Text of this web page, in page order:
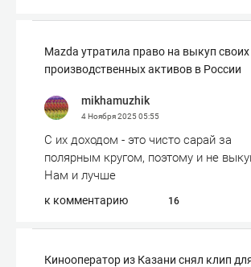
Мazda утратила право на выкуп своих
производственных активов в России
mikhamuzhik
4 Ноября 202505:55
С их доходом - это чисто сарай за
полярным кругом, поэтому и не
Нам и лучше
к комментарию 16
Кинооператор из Казани снял клип